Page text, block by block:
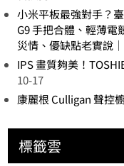
小米平板最強對手？
G9 手把合體、輕薄電
災情、優缺點老實說
IPS 畫質夠美！
10-17
康麗根 Culligan 聲控
標籤雲